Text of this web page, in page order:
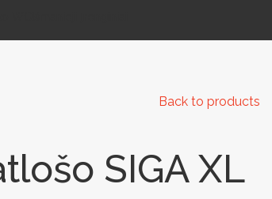
Back to products
SIGA XL